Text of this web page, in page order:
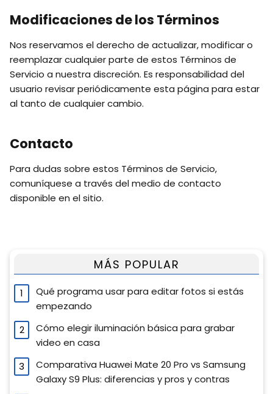
Modificaciones de los Términos
Nos reservamos el derecho de actualizar, modificar o
reemplazar cualquier parte de estos Términos de
Servicio a nuestra discreción. Es responsabilidad del
usuario revisar periódicamente esta página para estar
al tanto de cualquier cambio.
Contacto
Para dudas sobre estos Términos de Servicio,
comuníquese a través del medio de contacto
disponible en el sitio.
MÁS POPULAR
Qué programa usar para editar fotos si estás
empezando
Cómo elegir iluminación básica para grabar
video en casa
Comparativa Huawei Mate 20 Pro vs Samsung
Galaxy S9 Plus: diferencias y pros y contras